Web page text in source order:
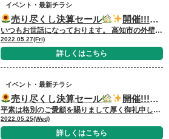
売り尽くし決算セール 開催!!!2022年6月11日(土)・6月12日(日)・6月13日(月)☆売り尽くし決算セール内容ご紹介第1弾
いつもお世話になっております。 高知市の外壁＆屋根塗装専門店キタペンショールーム事務、間城です。 昨年は新型コロナの感染拡大に伴い開催できなかった 年三回のイベントで一番ご好評をいただいております
2022.05.27(Fri)
詳しくはこちら
イベント・最新チラシ
売り尽くし決算セール 開催!!!2022年6月11日(土)・6月12日(日)・6月13日(月)
平素は格別のご愛顧を賜りまして厚く御礼申し上げます。 さて 6月11日（土）～6月13（月）までの3日間 北村塗装店ショールームにてイベントを 開催いたします！！
2022.05.25(Wed)
詳しくはこちら
イベント・最新チラシ